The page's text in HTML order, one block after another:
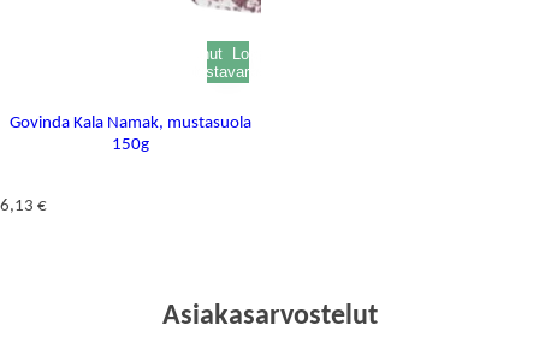
Loppunut
varastosta
Loppunut
varastosta
Govinda Kala Namak, mustasuola
150g
N
6,13 €
Asiakasarvostelut